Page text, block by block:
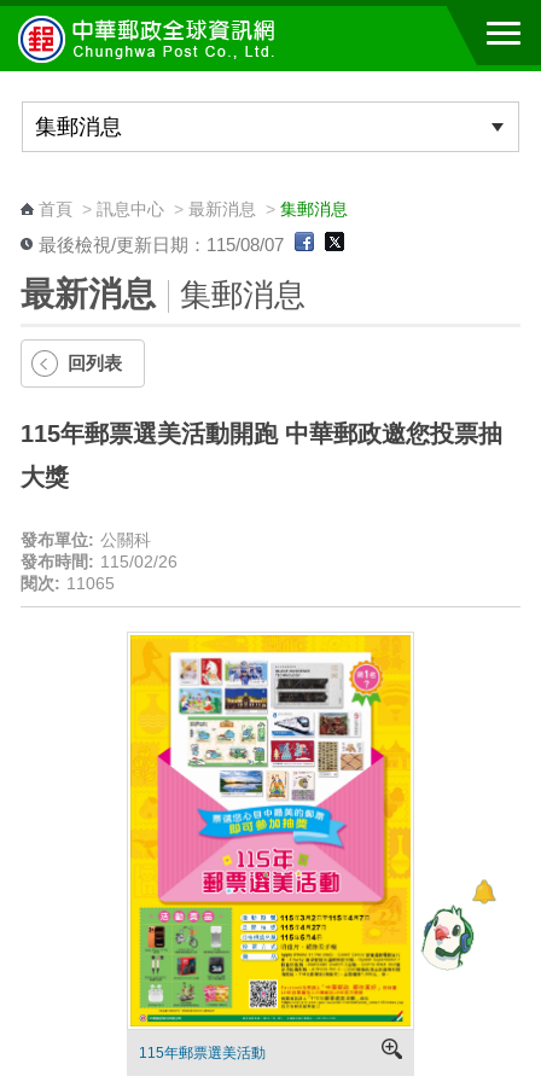
跳到主要內容區塊
首頁> 訊息中心> 最新消息 > 集郵消息
最後檢視/更新日期：115/08/07
最新消息 集郵消息
回列表
115年郵票選美活動開跑 中華郵政邀您投票抽
大獎
發布單位: 公關科
發布時間: 115/02/26
閱次: 11065
115年郵票選美活動